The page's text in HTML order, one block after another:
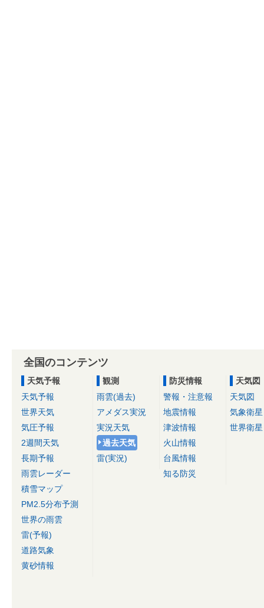
全国のコンテンツ
天気予報
天気予報
世界天気
気圧予報
2週間天気
長期予報
雨雲レーダー
積雪マップ
PM2.5分布予測
世界の雨雲
雷(予報)
道路気象
黄砂情報
観測
雨雲(過去)
アメダス実況
実況天気
過去天気
雷(実況)
防災情報
警報・注意報
地震情報
津波情報
火山情報
台風情報
知る防災
天気図
天気図
気象衛星
世界衛星